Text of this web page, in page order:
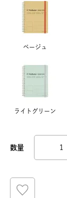
ベージュ
ライトグリーン